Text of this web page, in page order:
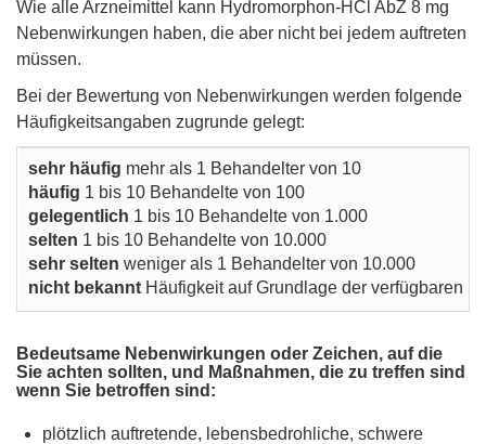
Wie alle Arzneimittel kann Hydromorphon-HCl AbZ 8 mg
Nebenwirkungen haben, die aber nicht bei jedem auftreten
müssen.
Bei der Bewertung von Nebenwirkungen werden folgende
Häufigkeitsangaben zugrunde gelegt:
sehr häufig mehr als 1 Behandelter von 10
häufig 1 bis 10 Behandelte von 100
gelegentlich 1 bis 10 Behandelte von 1.000
selten 1 bis 10 Behandelte von 10.000
sehr selten weniger als 1 Behandelter von 10.000
nicht bekannt Häufigkeit auf Grundlage der verfügbaren
Bedeutsame Nebenwirkungen oder Zeichen, auf die
Sie achten sollten, und Maßnahmen, die zu treffen sind
wenn Sie betroffen sind:
plötzlich auftretende, lebensbedrohliche, schwere